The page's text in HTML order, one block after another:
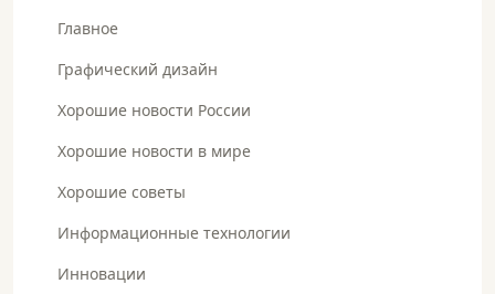
Главное
Графический дизайн
Хорошие новости России
Хорошие новости в мире
Хорошие советы
Информационные технологии
Инновации